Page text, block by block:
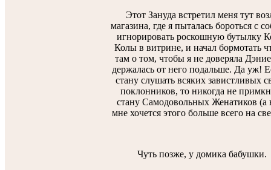
Этот Зануда встретил меня тут
магазина, где я пыталась бороться с
игнорировать роскошную бутылку
Колы в витрине, и начал бормотать
там о том, чтобы я не доверяла
держалась от него подальше. Да уж!
стану слушать всяких завистливых
поклонников, то никогда не
стану Самодовольных Женатиков (а
мне хочется этого больше всего на
Чуть позже, у домика бабушки.